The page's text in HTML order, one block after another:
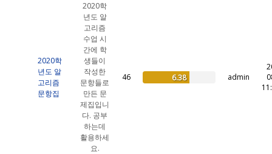
2020학
년도 알
고리즘
문항집
2020학
년도 알
고리즘
수업 시
간에 학
생들이
작성한
문항들로
만든 문
제집입니
다. 공부
하는데
활용하세
요.
46 6.38 admin